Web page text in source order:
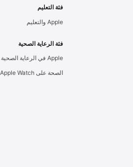
فئة التعليم
Apple والتعليم
فئة الرعاية الصحية
Apple في الرعاية الصحية
الصحة على Apple Watch